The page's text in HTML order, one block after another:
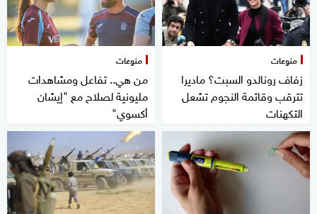
منوعات
زفاف رونالدو السبت؟ ماديرا
تترقب وقائمة النجوم تشعل
التكهنات
منوعات
من هي.. تفاعل ومشاهدات
مليونية لصلاح مع "إيشان
أكسوي"